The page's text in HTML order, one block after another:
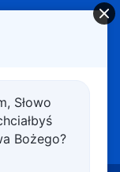
Słowo
Bożego?